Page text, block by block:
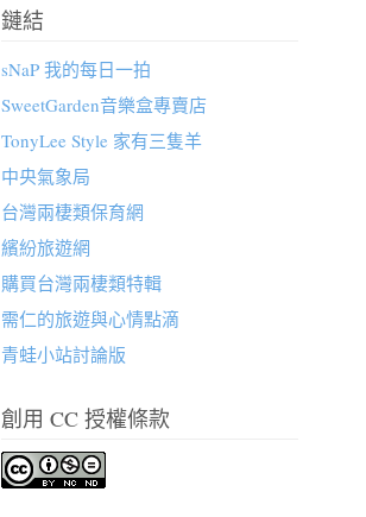
鏈結
sNaP 我的每日一拍
SweetGarden音樂盒專賣店
TonyLee Style 家有三隻羊
中央氣象局
台灣兩棲類保育網
繽紛旅遊網
購買台灣兩棲類特輯
需仁的旅遊與心情點滴
青蛙小站討論版
創用 CC 授權條款